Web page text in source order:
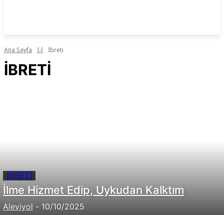
Ana Sayfa I-İ İbreti
İBRETI
İBRETI
İlme Hizmet Edip, Uykudan Kalktım
Aleviyol - 10/10/2025